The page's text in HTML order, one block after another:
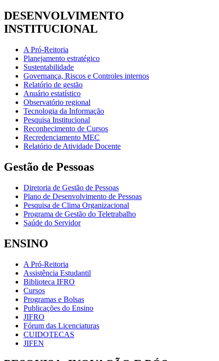
DESENVOLVIMENTO
INSTITUCIONAL
A Pró-Reitoria
Planejamento estratégico
Sustentabilidade
Governança, Riscos e Controles internos
Relatório de gestão
Anuário estatístico
Observatório regional
Tecnologia da Informação
Pesquisa Institucional
Reconhecimento de Cursos
Recredenciamento MEC
Relatório de Atividade Docente
Gestão de Pessoas
Diretoria de Gestão de Pessoas
Plano de Desenvolvimento de Pessoas
Pesquisa de Clima Organizacional
Programa de Gestão do Teletrabalho
Saúde do Servidor
ENSINO
A Pró-Reitoria
Assistência Estudantil
Biblioteca IFRO
Cursos
Programas e Bolsas
Publicações do Ensino
JIFRO
Fórum das Licenciaturas
CUIDOTECAS
JIFEN